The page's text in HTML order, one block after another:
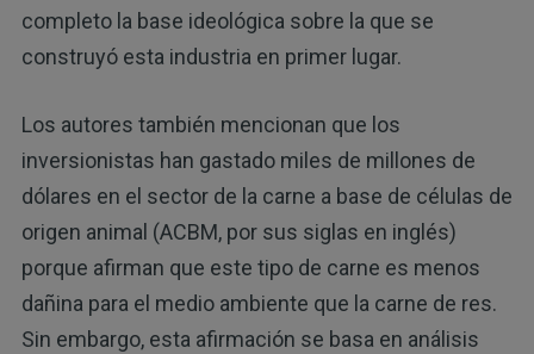
completo la base ideológica sobre la que se
construyó esta industria en primer lugar.
Los autores también mencionan que los
inversionistas han gastado miles de millones de
dólares en el sector de la carne a base de células de
origen animal (ACBM, por sus siglas en inglés)
porque afirman que este tipo de carne es menos
dañina para el medio ambiente que la carne de res.
Sin embargo, esta afirmación se basa en análisis